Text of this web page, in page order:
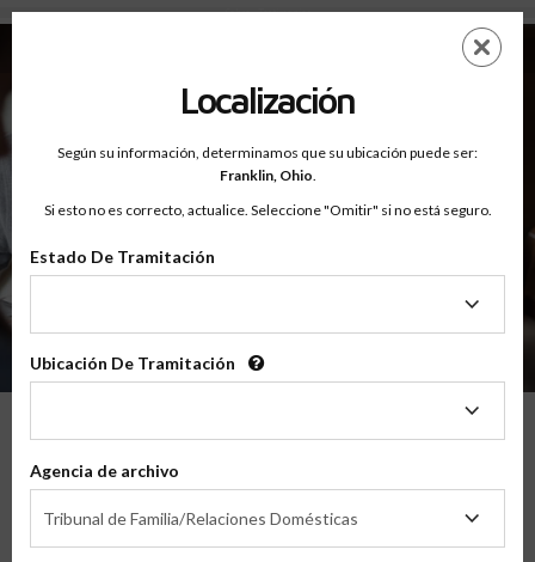
Sobre - Testimonios
EN
Decir
Localización
Según su información, determinamos que su ubicación puede ser:
Franklin, Ohio.
Si esto no es correcto, actualice. Seleccione "Omitir" si no está seguro.
Estado De Tramitación
Tramitación
Ubicación De Tramitación
Tramitación
Agencia de archivo
Tribunal de Familia/Relaciones Domésticas
de
archivo